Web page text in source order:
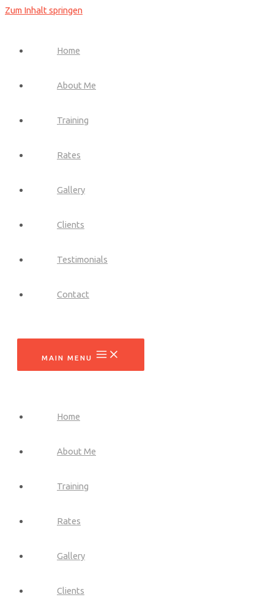
Zum Inhalt springen
Home
About Me
Training
Rates
Gallery
Clients
Testimonials
Contact
MAIN MENU
Home
About Me
Training
Rates
Gallery
Clients